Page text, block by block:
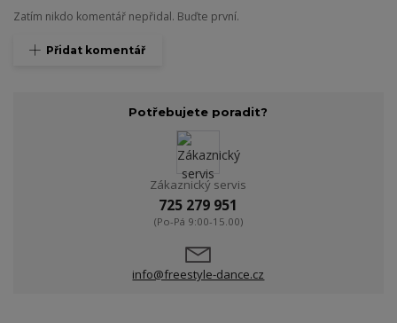
Zatím nikdo komentář nepřidal. Buďte první.
Přidat komentář
Potřebujete poradit?
Zákaznický servis
725 279 951
(Po-Pá 9:00-15.00)
info@freestyle-dance.cz